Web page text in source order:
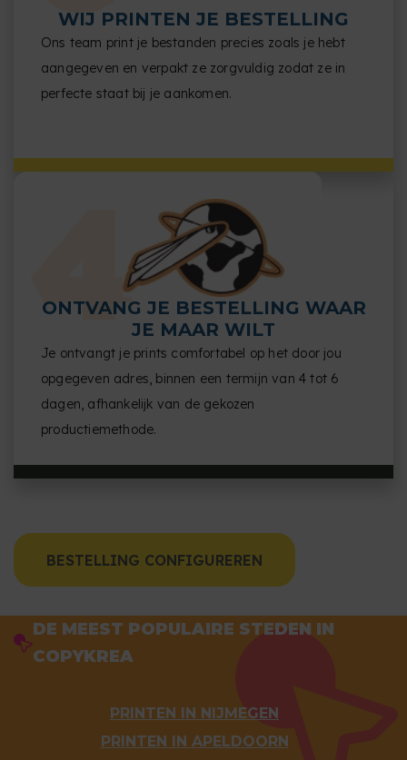
WIJ PRINTEN JE BESTELLING
Ons team print je bestanden precies zoals je hebt
aangegeven en verpakt ze zorgvuldig zodat ze in
perfecte staat bij je aankomen.
ONTVANG JE BESTELLING WAAR
JE MAAR WILT
Je ontvangt je prints comfortabel op het door jou
opgegeven adres, binnen een termijn van 4 tot 6
dagen, afhankelijk van de gekozen
productiemethode.
BESTELLING CONFIGUREREN
DE MEEST POPULAIRE STEDEN IN
COPYKREA
PRINTEN IN NIJMEGEN
PRINTEN IN APELDOORN